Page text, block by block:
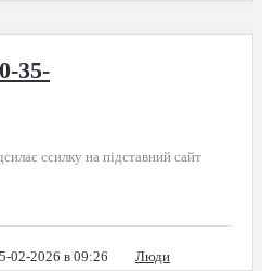
35-
ссилку на підставний сайт
02-2026 в 09:26 Люди